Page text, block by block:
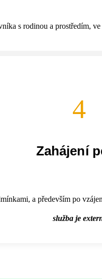
s rodinou a prostředím,
4
Zahájení
a především po
služba je